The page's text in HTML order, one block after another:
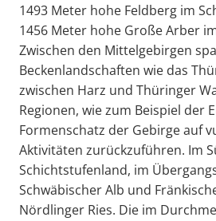
1493 Meter hohe Feldberg im
1456 Meter hohe Große Arber
Zwischen den Mittelgebirgen
Beckenlandschaften wie das
zwischen Harz und Thüringer
Regionen, wie zum Beispiel der
Formenschatz der Gebirge auf
Aktivitäten zurückzuführen. Im
Schichtstufenland, im
Schwäbischer Alb und
Nördlinger Ries. Die im